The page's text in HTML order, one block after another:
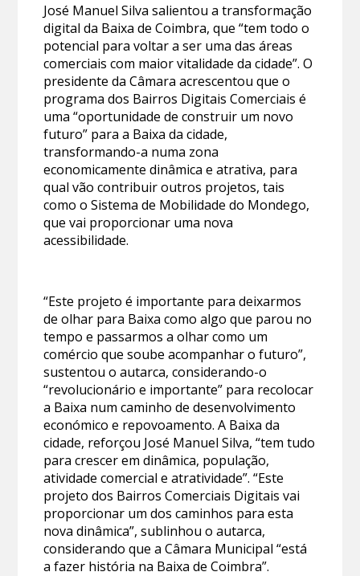
José Manuel Silva salientou a transformação
digital da Baixa de Coimbra, que “tem todo o
potencial para voltar a ser uma das áreas
comerciais com maior vitalidade da cidade”. O
presidente da Câmara acrescentou que o
programa dos Bairros Digitais Comerciais é
uma “oportunidade de construir um novo
futuro” para a Baixa da cidade,
transformando-a numa zona
economicamente dinâmica e atrativa, para
qual vão contribuir outros projetos, tais
como o Sistema de Mobilidade do Mondego,
que vai proporcionar uma nova
acessibilidade.
“Este projeto é importante para deixarmos
de olhar para Baixa como algo que parou no
tempo e passarmos a olhar como um
comércio que soube acompanhar o futuro”,
sustentou o autarca, considerando-o
“revolucionário e importante” para recolocar
a Baixa num caminho de desenvolvimento
económico e repovoamento. A Baixa da
cidade, reforçou José Manuel Silva, “tem tudo
para crescer em dinâmica, população,
atividade comercial e atratividade”. “Este
projeto dos Bairros Comerciais Digitais vai
proporcionar um dos caminhos para esta
nova dinâmica”, sublinhou o autarca,
considerando que a Câmara Municipal “está
a fazer história na Baixa de Coimbra”.